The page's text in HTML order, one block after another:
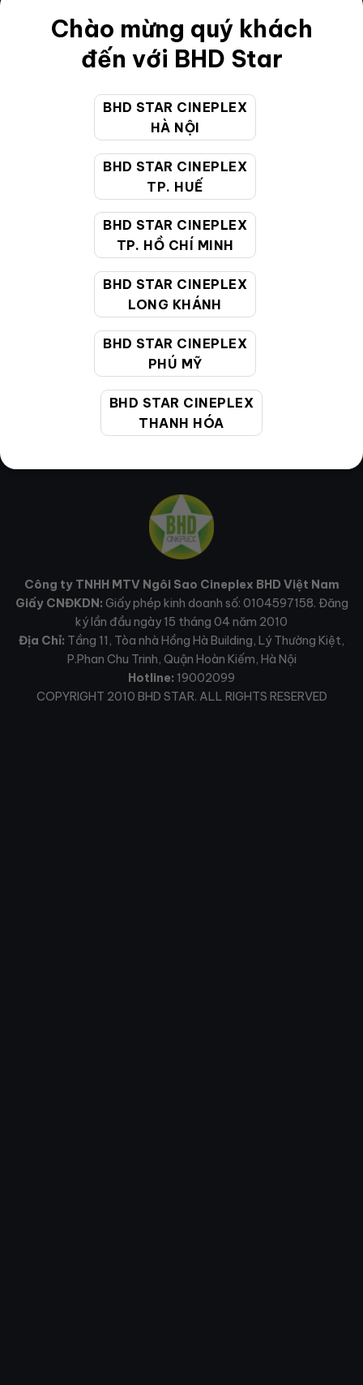
Chào mừng quý khách
đến với BHD Star
BHD STAR CINEPLEX
HÀ NỘI
BHD STAR CINEPLEX
TP. HUẾ
BHD STAR CINEPLEX
TP. HỒ CHÍ MINH
BHD STAR CINEPLEX
LONG KHÁNH
BHD STAR CINEPLEX
PHÚ MỸ
BHD STAR CINEPLEX
THANH HÓA
Điều khoản
Hướng dẫn đặt vé trực tuyến
Chính sách bảo vệ thông tin cá nhân của người tiêu
CHĂM SÓC KHÁCH HÀNG
19002099
gồm cả Lễ, Tết)
cskh@bhdstar.vn
MẠNG XÃ HỘI
Công ty TNHH MTV Ngôi Sao Cineplex BHD Việt Nam
Giấy CNĐKDN: Giấy phép kinh doanh số: 0104597158. Đăng
ký lần đầu ngày 15 tháng 04 năm 2010
Địa Chỉ: Tầng 11, Tòa nhà Hồng Hà Building, Lý Thường Kiệt,
P.Phan Chu Trinh, Quận Hoàn Kiếm, Hà Nội
Hotline: 19002099
COPYRIGHT 2010 BHD STAR. ALL RIGHTS RESERVED